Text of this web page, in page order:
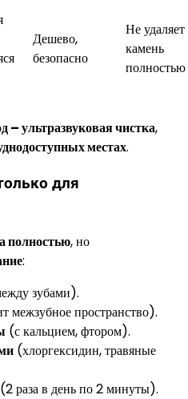
Дешево,
безопасно
Не удаляет
камень
полностью
ультразвуковая чистка,
местах.
для
полностью, но
:
зубами).
межзубное пространство).
(с кальцием, фтором).
(хлоргексидин, травяные
(2 раза в день по 2 минуты).